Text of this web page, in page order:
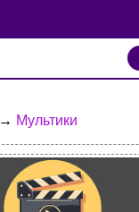
→ Мультики